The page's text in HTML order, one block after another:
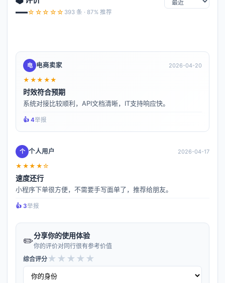
—☆☆☆☆☆ 393 条 · 87% 推荐
电 电商卖家 2026-04-20
★★★★★
时效符合预期
系统对接比较顺利，API文档清晰，IT支持响应快。
👍️ 4举报
个 个人用户 2026-04-17
★★★★☆
速度还行
小程序下单很方便，不需要手写面单了，推荐给朋友。
👍️ 3举报
✏️分享你的使用体验
你的评价对同行很有参考价值
综合评分★ ★ ★ ★ ★